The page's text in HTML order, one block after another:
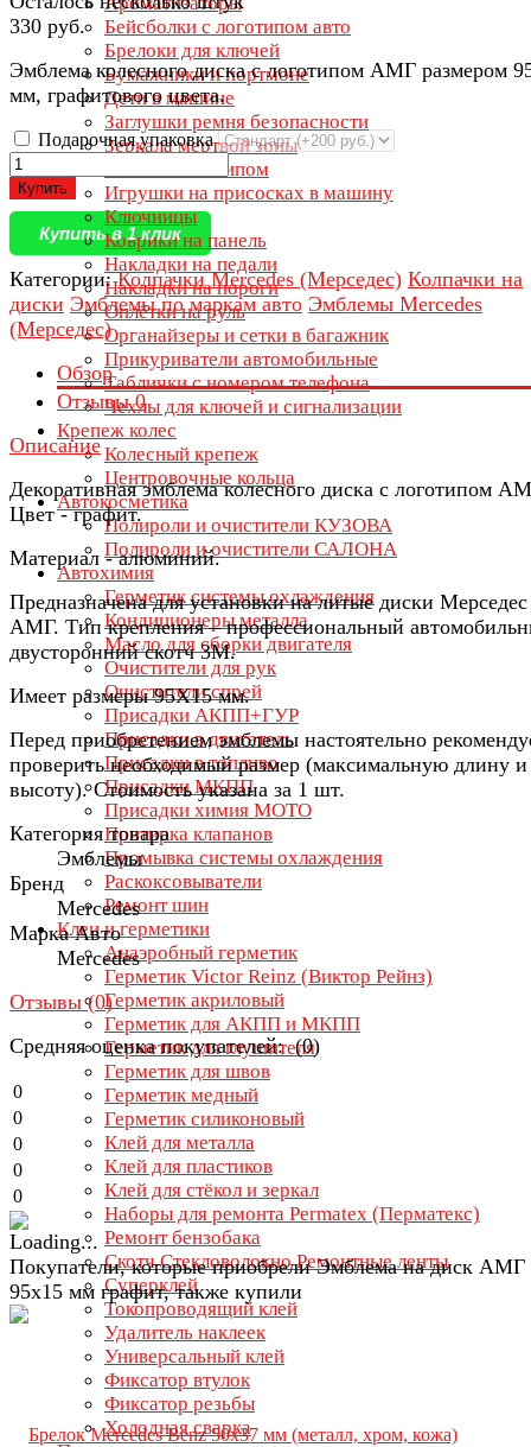
Бейсболки с логотипом авто
Брелоки для ключей
Бумажники и портмоне
Дети в машине
Заглушки ремня безопасности
Зеркала мертвой зоны
Зонты с логотипом
Игрушки на присосках в машину
Ключницы
Коврики на панель
Накладки на педали
Накладки на пороги
Оплётки на руль
Органайзеры и сетки в багажник
Прикуриватели автомобильные
Таблички с номером телефона
Чехлы для ключей и сигнализации
Крепеж колес
Колесный крепеж
Центровочные кольца
Автокосметика
Полироли и очистители КУЗОВА
Полироли и очистители САЛОНА
Автохимия
Герметик системы охлаждения
Кондиционеры металла
Масло для сборки двигателя
Очистители для рук
Очистители спрей
Присадки АКПП+ГУР
Присадки в двигатель
Присадки в топливо
Присадки МКПП
Присадки химия МОТО
Притирка клапанов
Промывка системы охлаждения
Раскоксовыватели
Ремонт шин
Клеи и герметики
Анаэробный герметик
Герметик Victor Reinz (Виктор Рейнз)
Герметик акриловый
Герметик для АКПП и МКПП
Герметик для глушителя
Герметик для швов
Герметик медный
Герметик силиконовый
Клей для металла
Клей для пластиков
Клей для стёкол и зеркал
Наборы для ремонта Permatex (Перматекс)
Ремонт бензобака
Скотч Стекловолокно Ремонтные ленты
Суперклей
Токопроводящий клей
Удалитель наклеек
Универсальный клей
Фиксатор втулок
Фиксатор резьбы
Холодная сварка
330 руб.
Эмблема колесного диска с логотипом АМГ размером
мм, графитового цвета.
Подарочная упаковка
Купить
Купить в 1 клик
Категории:Колпачки Mercedes (Мерседес) Колпачки на
диски Эмблемы по маркам авто Эмблемы Mercedes
(Мерседес)
Обзор
Отзывы0
Описание
Декоративная эмблема колесного диска с логотипом
Цвет - графит.
Материал - алюминий.
Предназначена для установки на литые диски Мерседес
АМГ. Тип крепления – профессиональный
двусторонний скотч 3М.
Имеет размеры 95Х15 мм.
Перед приобретением эмблемы настоятельно
проверить необходимый размер (максимальную длину и
высоту). Стоимость указана за 1 шт.
Категория товара
Эмблемы
Бренд
Mercedes
Марка Авто
Mercedes
Отзывы (0)
Средняя оценка покупателей: (0)
0
0
0
0
0
Покупатели, которые приобрели Эмблема на диск АМГ
95х15 мм графит, также купили